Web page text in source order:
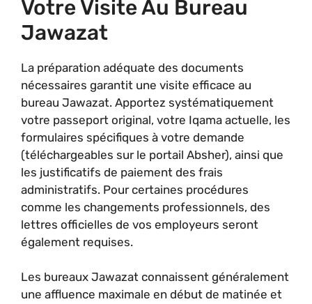
Votre Visite Au Bureau
Jawazat
La préparation adéquate des documents
nécessaires garantit une visite efficace au
bureau Jawazat. Apportez systématiquement
votre passeport original, votre Iqama actuelle, les
formulaires spécifiques à votre demande
(téléchargeables sur le portail Absher), ainsi que
les justificatifs de paiement des frais
administratifs. Pour certaines procédures
comme les changements professionnels, des
lettres officielles de vos employeurs seront
également requises.
Les bureaux Jawazat connaissent généralement
une affluence maximale en début de matinée et